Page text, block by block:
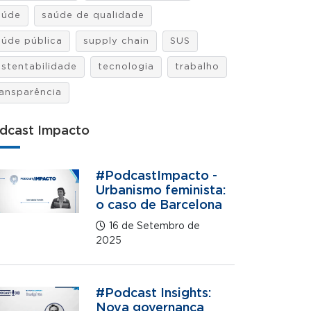
saúde de qualidade
pública supply chain SUS
tecnologia trabalho
Impacto
#PodcastImpacto -
Urbanismo feminista:
o caso de Barcelona
16 de Setembro de
2025
#Podcast Insights:
Nova governança